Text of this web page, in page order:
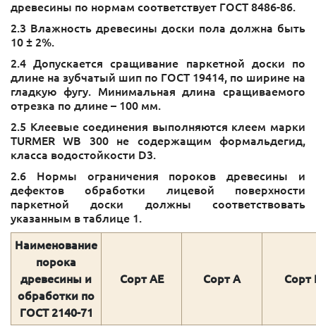
древесины по нормам соответствует ГОСТ 8486-86.
2.3 Влажность древесины доски пола должна быть
10 ± 2%.
2.4 Допускается сращивание паркетной доски по
длине на зубчатый шип по ГОСТ 19414, по ширине на
гладкую фугу. Минимальная длина сращиваемого
отрезка по длине – 100 мм.
2.5 Клеевые соединения выполняются клеем марки
TURMER WB 300 не содержащим формальдегид,
класса водостойкости D3.
2.6 Нормы ограничения пороков древесины и
дефектов обработки лицевой поверхности
паркетной доски должны соответствовать
указанным в таблице 1.
Наименование
порока
древесины и
обработки по
ГОСТ 2140-71
Сорт АЕ Сорт А Сорт